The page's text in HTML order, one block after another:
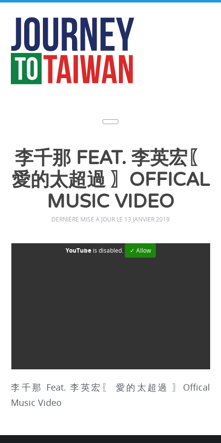
李千那 FEAT. 李英宏〖
愛的太超過 〗OFFICAL
MUSIC VIDEO
DERNIÈRE MISE À JOUR LE 13 JANVIER 2019
YouTubeis disabled. ✓ Allow
李千那 Feat. 李英宏〖 愛的太超過 〗Offical
Music Video